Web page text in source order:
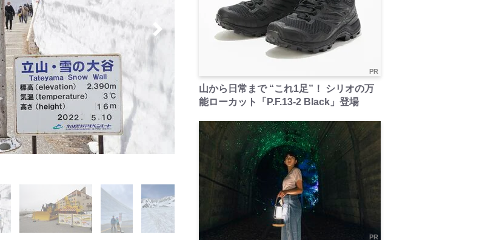
PR
山から日常まで “これ1足”！ シリオの万
能ローカット「P.F.13-2 Black」登場
PR